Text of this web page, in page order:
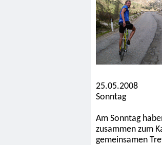
25.05.2008
Sonntag
Am Sonntag
zusammen zum
gemeinsamen